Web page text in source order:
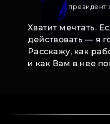
Хватит мечтать.
действовать — я
Расскажу, как
и как Вам в нее
президент